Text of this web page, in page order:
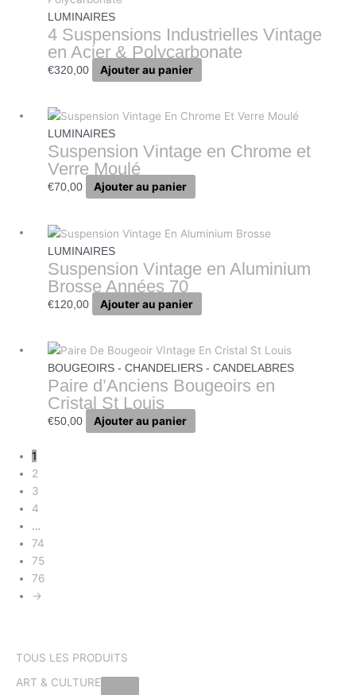
LUMINAIRES
4 Suspensions Industrielles Vintage
en Acier & Polycarbonate
€320,00 Ajouter au panier
LUMINAIRES
Suspension Vintage en Chrome et
Verre Moulé
€70,00 Ajouter au panier
LUMINAIRES
Suspension Vintage en Aluminium
Brosse Années 70
€120,00 Ajouter au panier
BOUGEOIRS - CHANDELIERS - CANDELABRES
Paire d’Anciens Bougeoirs en
Cristal St Louis
€50,00 Ajouter au panier
1
2
3
4
…
74
75
76
→
TOUS LES PRODUITS
ART & CULTURE